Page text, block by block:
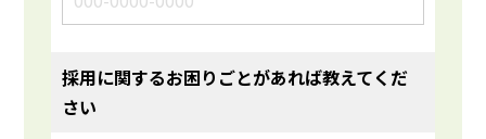
採用に関するお困りごとがあれば教えてくだ
さい